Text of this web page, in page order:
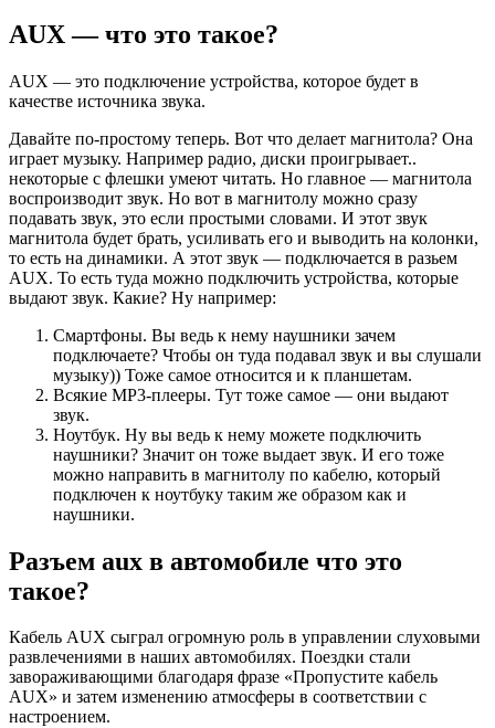
AUX — что это такое?
AUX — это подключение устройства, которое будет в
качестве источника звука.
Давайте по-простому теперь. Вот что делает магнитола? Она
играет музыку. Например радио, диски проигрывает..
некоторые с флешки умеют читать. Но главное — магнитола
воспроизводит звук. Но вот в магнитолу можно сразу
подавать звук, это если простыми словами. И этот звук
магнитола будет брать, усиливать его и выводить на колонки,
то есть на динамики. А этот звук — подключается в разьем
AUX. То есть туда можно подключить устройства, которые
выдают звук. Какие? Ну например:
Смартфоны. Вы ведь к нему наушники зачем
подключаете? Чтобы он туда подавал звук и вы слушали
музыку)) Тоже самое относится и к планшетам.
Всякие MP3-плееры. Тут тоже самое — они выдают
звук.
Ноутбук. Ну вы ведь к нему можете подключить
наушники? Значит он тоже выдает звук. И его тоже
можно направить в магнитолу по кабелю, который
подключен к ноутбуку таким же образом как и
наушники.
Разъем aux в автомобиле что это
такое?
Кабель AUX сыграл огромную роль в управлении слуховыми
развлечениями в наших автомобилях. Поездки стали
завораживающими благодаря фразе «Пропустите кабель
AUX» и затем изменению атмосферы в соответствии с
настроением.